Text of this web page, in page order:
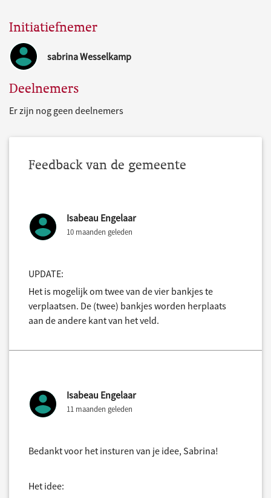
Initiatiefnemer
sabrina Wesselkamp
Deelnemers
Er zijn nog geen deelnemers
Feedback van de gemeente
Isabeau Engelaar
10 maanden geleden
UPDATE:
Het is mogelijk om twee van de vier bankjes te
verplaatsen. De (twee) bankjes worden herplaats
aan de andere kant van het veld.
Isabeau Engelaar
11 maanden geleden
Bedankt voor het insturen van je idee, Sabrina!
Het idee: